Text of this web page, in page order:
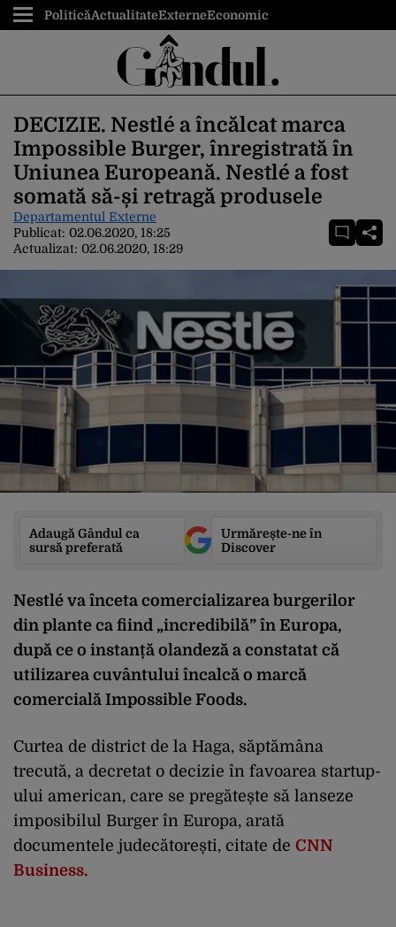
PoliticăActualitateExterneEconomic
DECIZIE. Nestlé a încălcat marca
Impossible Burger, înregistrată în
Uniunea Europeană. Nestlé a fost
somată să-și retragă produsele
Departamentul Externe
Publicat: 02.06.2020, 18:25
Actualizat: 02.06.2020, 18:29
Adaugă Gândul ca
sursă preferată
Urmărește-ne în
Discover
Nestlé va înceta comercializarea burgerilor
din plante ca fiind „incredibilă” în Europa,
după ce o instanță olandeză a constatat că
utilizarea cuvântului încalcă o marcă
comercială Impossible Foods.
Curtea de district de la Haga, săptămâna
trecută, a decretat o decizie în favoarea startup-
ului american, care se pregătește să lanseze
imposibilul Burger în Europa, arată
documentele judecătorești, citate de CNN
Business.